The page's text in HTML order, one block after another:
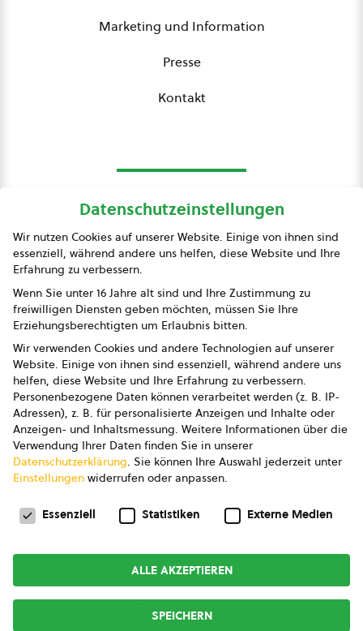
Marketing und Information
Presse
Kontakt
Presse
Impressum
Datenschutz
AGB
AGB Marketing GmbH
AGB Bildung
Newsletter
Copyright © 2026bio austria
Datenschutzeinstellungen
Wir nutzen Cookies auf unserer Website. Einige von ihnen sind
essenziell, während andere uns helfen, diese Website und Ihre
Erfahrung zu verbessern.
Wenn Sie unter 16 Jahre alt sind und Ihre Zustimmung zu
freiwilligen Diensten geben möchten, müssen Sie Ihre
Erziehungsberechtigten um Erlaubnis bitten.
Wir verwenden Cookies und andere Technologien auf unserer
Website. Einige von ihnen sind essenziell, während andere uns
helfen, diese Website und Ihre Erfahrung zu verbessern.
Personenbezogene Daten können verarbeitet werden (z. B. IP-
Adressen), z. B. für personalisierte Anzeigen und Inhalte oder
Anzeigen- und Inhaltsmessung. Weitere Informationen über die
Verwendung Ihrer Daten finden Sie in unserer
Datenschutzerklärung. Sie können Ihre Auswahl jederzeit unter
Einstellungen widerrufen oder anpassen.
Datenschutzeinstellungen
Essenziell Statistiken Externe Medien
ALLE AKZEPTIEREN
SPEICHERN